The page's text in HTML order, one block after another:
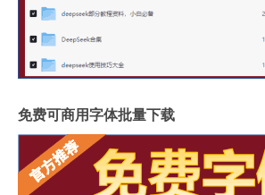
免费可商用字体批量下载